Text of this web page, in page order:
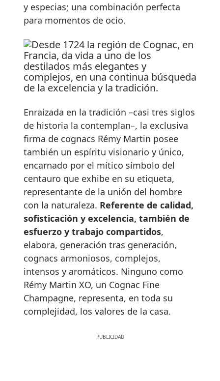
y especias; una combinación perfecta
para momentos de ocio.
Enraizada en la tradición –casi tres siglos
de historia la contemplan–, la exclusiva
firma de cognacs Rémy Martin posee
también un espíritu visionario y único,
encarnado por el mítico símbolo del
centauro que exhibe en su etiqueta,
representante de la unión del hombre
con la naturaleza. Referente de calidad,
sofisticación y excelencia, también de
esfuerzo y trabajo compartidos,
elabora, generación tras generación,
cognacs armoniosos, complejos,
intensos y aromáticos. Ninguno como
Rémy Martin XO, un Cognac Fine
Champagne, representa, en toda su
complejidad, los valores de la casa.